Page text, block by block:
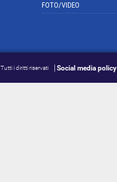
FOTO/VIDEO
i diritti riservati Social media policy